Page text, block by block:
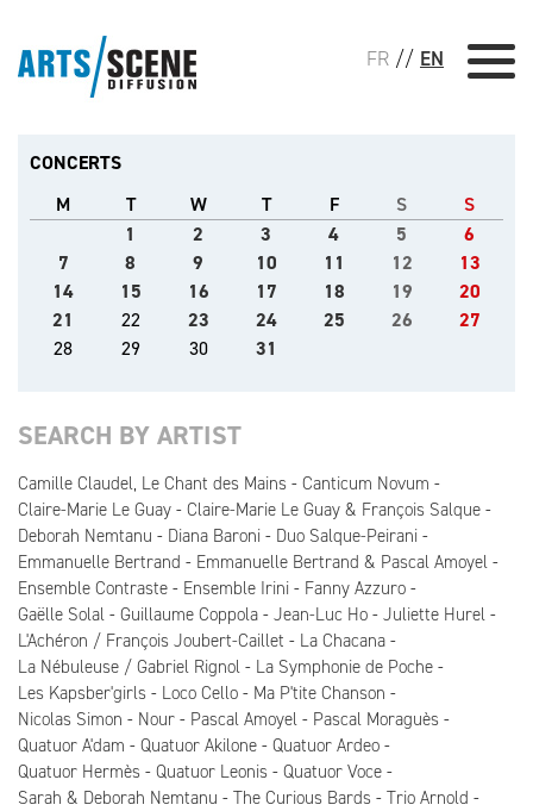
FR // EN
CONCERTS
M
T W T F S
S
1
2 3 4 5
6
7
8 9 10 11 12
13
14
15 16 17 18 19
20
21
22 23 24 25 26
27
28
29 30 31
SEARCH BY ARTIST
Camille Claudel, Le Chant des Mains
Canticum Novum
Claire-Marie Le Guay
Claire-Marie Le Guay & François Salque
Deborah Nemtanu
Diana Baroni
Duo Salque-Peirani
Emmanuelle Bertrand
Emmanuelle Bertrand & Pascal Amoyel
Ensemble Contraste
Ensemble Irini
Fanny Azzuro
Gaëlle Solal
Guillaume Coppola Jean-Luc Ho
Juliette Hurel
L'Achéron / François Joubert-Caillet
La Chacana
La Nébuleuse / Gabriel Rignol
La Symphonie de Poche
Les Kapsber'girls
Loco Cello
Ma P'tite Chanson
Nicolas Simon
Nour Pascal Amoyel
Pascal Moraguès
Quatuor A'dam
Quatuor Akilone
Quatuor Ardeo
Quatuor Hermès
Quatuor Leonis
Quatuor Voce
Sarah & Deborah Nemtanu
The Curious Bards
Trio Arnold